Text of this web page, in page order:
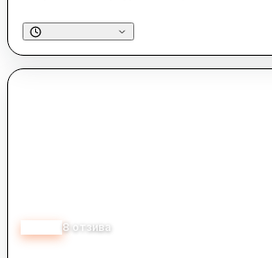
8 отзива